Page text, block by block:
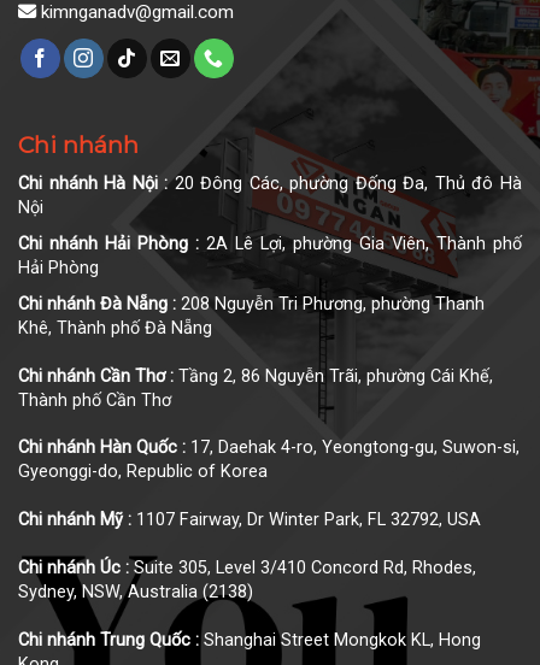
kimnganadv@gmail.com
Chi nhánh
Chi nhánh Hà Nội :20 Đông Các, phường Đống Đa, Thủ đô Hà
Nội
Chi nhánh Hải Phòng : 2A Lê Lợi, phường Gia Viên, Thành phố
Hải Phòng
Chi nhánh Đà Nẵng : 208 Nguyễn Tri Phương, phường Thanh
Khê, Thành phố Đà Nẵng
Chi nhánh Cần Thơ : Tầng 2, 86 Nguyễn Trãi, phường Cái Khế,
Thành phố Cần Thơ
Chi nhánh Hàn Quốc : 17, Daehak 4-ro, Yeongtong-gu, Suwon-si,
Gyeonggi-do, Republic of Korea
Chi nhánh Mỹ : 1107 Fairway, Dr Winter Park, FL 32792, USA
Chi nhánh Úc : Suite 305, Level 3/410 Concord Rd, Rhodes,
Sydney, NSW, Australia (2138)
Chi nhánh Trung Quốc : Shanghai Street Mongkok KL, Hong